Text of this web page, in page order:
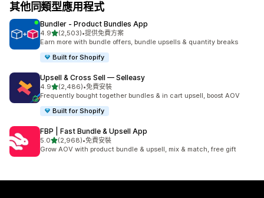
其他同類型應用程式
Bundler ‑ Product Bundles App
4.9滿分 5 顆星
(2,503)
共有 2503 則評價
•提供免費方案
Earn more with bundle offers, bundle upsells & quantity breaks
Built for Shopify
Upsell & Cross Sell — Selleasy
4.9滿分 5 顆星
(2,486)
共有 2486 則評價
•免費安裝
Frequently bought together bundles & in cart upsell, boost AOV
Built for Shopify
FBP | Fast Bundle & Upsell App
5.0滿分 5 顆星
(2,968)
共有 2968 則評價
•免費安裝
Grow AOV with product bundle & upsell, mix & match, free gift